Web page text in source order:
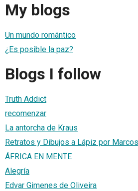
My blogs
Un mundo romántico
¿Es posible la paz?
Blogs I follow
Truth Addict
recomenzar
La antorcha de Kraus
Retratos y Dibujos a Lápiz por
ÁFRICA EN MENTE
Alegría
Edvar Gimenes de Oliveira